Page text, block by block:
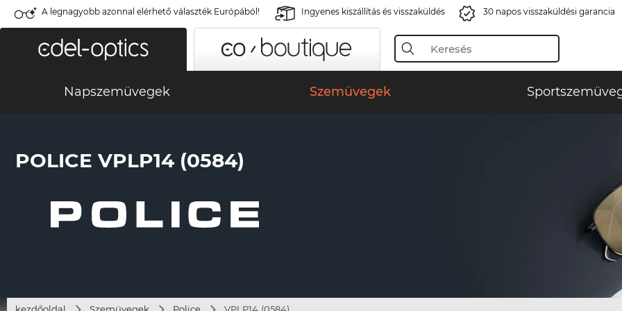
A legnagyobb azonnal elérhető választék Európából! Ingyenes kiszállítás és visszaküldés 30 napos visszaküldési garancia
Napszemüvegek Szemüvegek
POLICE VPLP14 (0584)